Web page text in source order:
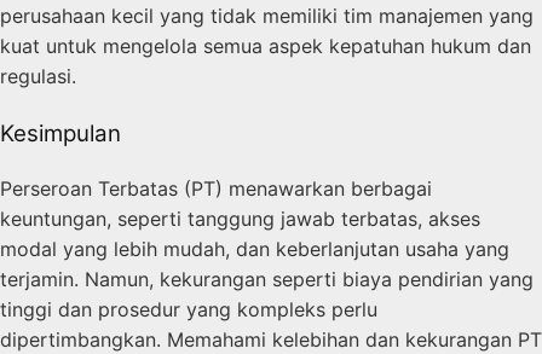
perusahaan kecil yang tidak memiliki tim manajemen yang
kuat untuk mengelola semua aspek kepatuhan hukum dan
regulasi.
Kesimpulan
Perseroan Terbatas (PT) menawarkan berbagai
keuntungan, seperti tanggung jawab terbatas, akses
modal yang lebih mudah, dan keberlanjutan usaha yang
terjamin. Namun, kekurangan seperti biaya pendirian yang
tinggi dan prosedur yang kompleks perlu
dipertimbangkan. Memahami kelebihan dan kekurangan PT